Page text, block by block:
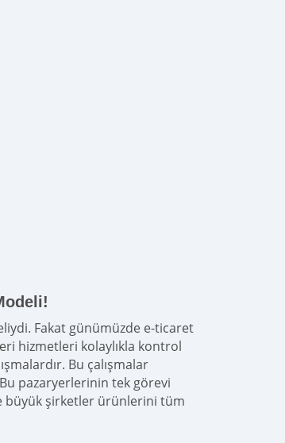
Fakat günümüzde e-ticaret
hizmetleri kolaylıkla kontrol
Bu çalışmalar
pazaryerlerinin tek görevi
büyük şirketler ürünlerini tüm